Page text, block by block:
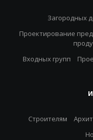
Загородных
Проектирование
Входных групп
Строителям